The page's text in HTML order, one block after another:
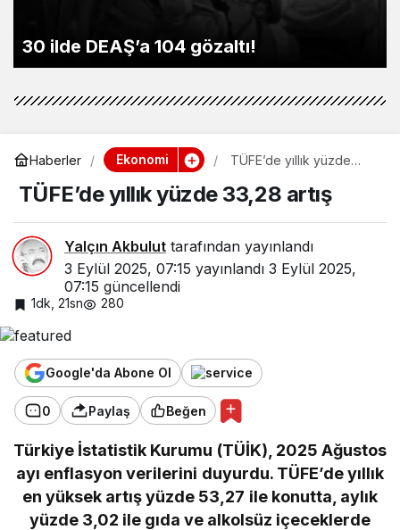
ŞİDDETLİ KARIN AĞRISINA DİKKAT!
Haberler Ekonomi
TÜFE’de yıllık yüzde
TÜFE’de yıllık yüzde 33,28 artış
Yalçın Akbulut tarafından yayınlandı
3 Eylül 2025, 07:15 yayınlandı 3 Eylül 2025,
07:15 güncellendi
1dk, 21sn 280
Google'da Abone Ol
0 Paylaş Beğen
Türkiye İstatistik Kurumu (TÜİK), 2025 Ağustos
ayı enflasyon verilerini duyurdu. TÜFE’de yıllık
en yüksek artış yüzde 53,27 ile konutta, aylık
yüzde 3,02 ile gıda ve alkolsüz içeceklerde